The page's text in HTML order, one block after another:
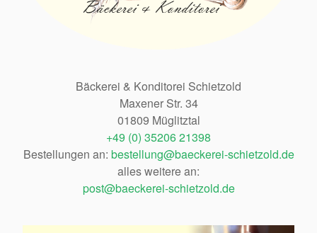
Bäckerei & Konditorei Schietzold
Maxener Str. 34
01809 Müglitztal
+49 (0) 35206 21398
Bestellungen an: bestellung@baeckerei-schietzold.de
alles weitere an:
post@baeckerei-schietzold.de